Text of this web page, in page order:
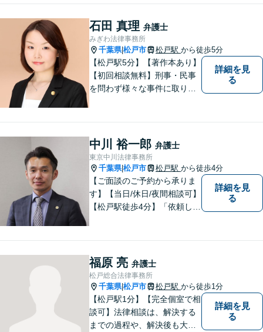
に、皆さんの明るい未来をサ
ポートします。【電話相談
可】
石田 真理 弁護士
みぎわ法律事務所
千葉県|松戸市 松戸駅 から徒歩5分
【松戸駅5分】【著作本あり】
【初回相談無料】刑事・民事
を問わず様々な事件に取り組
てるようサポートさせていた
だきます。
詳細を見
る
中川 裕一郎 弁護士
東京中川法律事務所
千葉県|松戸市 松戸駅 から徒歩4分
【ご面談のご予約から承りま
す】【当日/休日/夜間相談可】
【松戸駅徒歩4分】「依頼して
詳細を見
る
福原 亮 弁護士
松戸総合法律事務所
千葉県|松戸市 松戸駅 から徒歩1分
【松戸駅1分】【完全個室で相
談可】法律相談は、解決する
までの過程や、解決後も大切
詳細を見
る